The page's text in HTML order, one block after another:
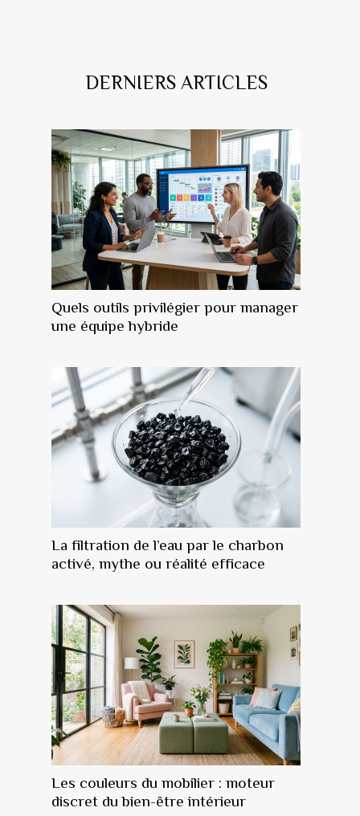
DERNIERS ARTICLES
Quels outils privilégier pour manager
une équipe hybride
La filtration de l’eau par le charbon
activé, mythe ou réalité efficace
Les couleurs du mobilier : moteur
discret du bien-être intérieur